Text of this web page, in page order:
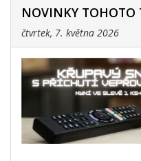
NOVINKY TOHOTO
čtvrtek, 7. května 2026